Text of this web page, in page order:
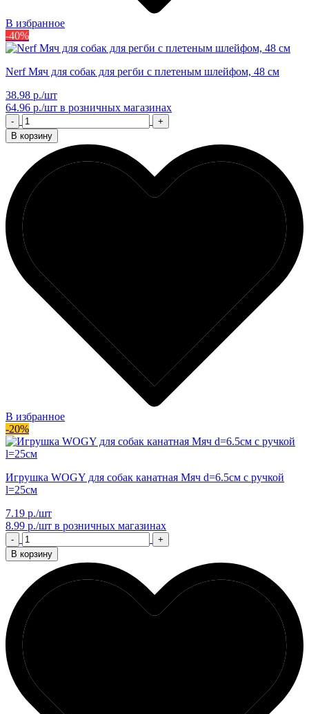
В избранное
-40%
Nerf Мяч для собак для регби с плетеным шлейфом, 48 см
38.98 р./шт
64.96 р./шт в розничных магазинах
-
+
В корзину
В избранное
-20%
Игрушка WOGY для собак канатная Мяч d=6.5см с ручкой
l=25см
7.19 р./шт
8.99 р./шт в розничных магазинах
-
+
В корзину